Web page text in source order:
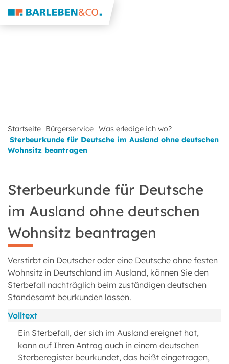
Startseite Bürgerservice Was erledige ich wo?
Sterbeurkunde für Deutsche im Ausland ohne deutschen
Wohnsitz beantragen
Sterbeurkunde für Deutsche
im Ausland ohne deutschen
Wohnsitz beantragen
Verstirbt ein Deutscher oder eine Deutsche ohne festen
Wohnsitz in Deutschland im Ausland, können Sie den
Sterbefall nachträglich beim zuständigen deutschen
Standesamt beurkunden lassen.
Volltext
Ein Sterbefall, der sich im Ausland ereignet hat,
kann auf Ihren Antrag auch in einem deutschen
Sterberegister beurkundet, das heißt eingetragen,